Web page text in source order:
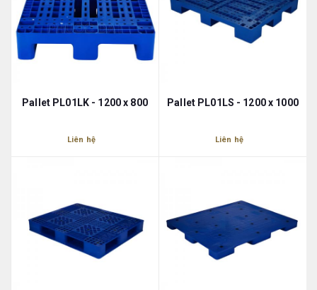
Pallet PL01LK - 1200 x 800
Liên hệ
Pallet PL01LS - 1200 x 1000
Liên hệ